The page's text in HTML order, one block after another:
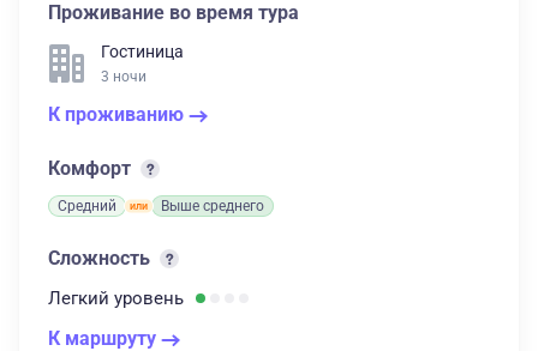
Проживание во время тура
Гостиница
3 ночи
К проживанию
Комфорт
Средний Выше среднего
Сложность
Легкий уровень
К маршруту